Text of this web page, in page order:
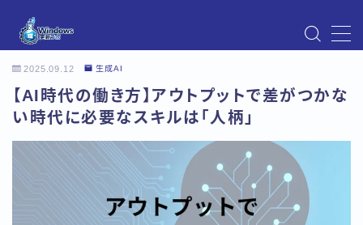
Instagram
Windows Updateの不具合・エラー対処法まとめ
【Windows11対応】
お問い合わせ
デモプリセット記事 Part07
2025.09.12 生成AI
【AI時代の働き方】アウトプットで差がつかな
い時代に必要なスキルは「人柄」